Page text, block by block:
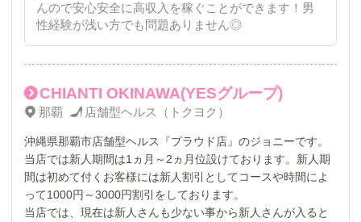
んので安心安全に高収入を稼ぐことができます！男
性経験が浅い方でも問題ありません◎
CHIANTI OKINAWA(YESグループ)
那覇 店舗型ヘルス（トクヨク）
沖縄県那覇市店舗型ヘルス『プラウド店』のジョニーです。
当店では新人期間は1ヵ月～2ヵ月位設けております。新人期
間は初めて付くお客様には新人割引としてコースや時間によ
って1000円～3000円割引をしております。
当店では、現在は新人さんも少ない事から新人さんが入ると